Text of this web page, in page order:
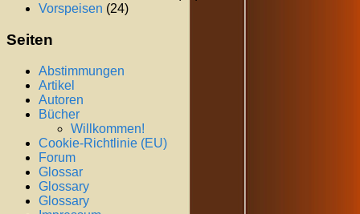
Vorspeisen (24)
Seiten
Abstimmungen
Artikel
Autoren
Bücher
Willkommen!
Cookie-Richtlinie (EU)
Forum
Glossar
Glossary
Glossary